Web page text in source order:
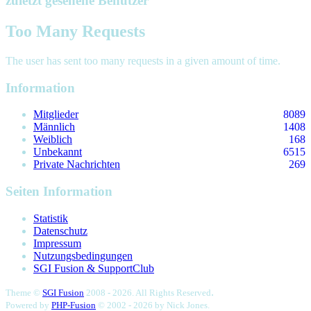
Too Many Requests
The user has sent too many requests in a given amount of time.
Information
Mitglieder
8089
Männlich
1408
Weiblich
168
Unbekannt
6515
Private Nachrichten
269
Seiten Information
Statistik
Datenschutz
Impressum
Nutzungsbedingungen
SGI Fusion & SupportClub
Theme © SGI Fusion 2008 - 2026. All Rights Reserved.
Powered by PHP-Fusion © 2002 - 2026 by Nick Jones.